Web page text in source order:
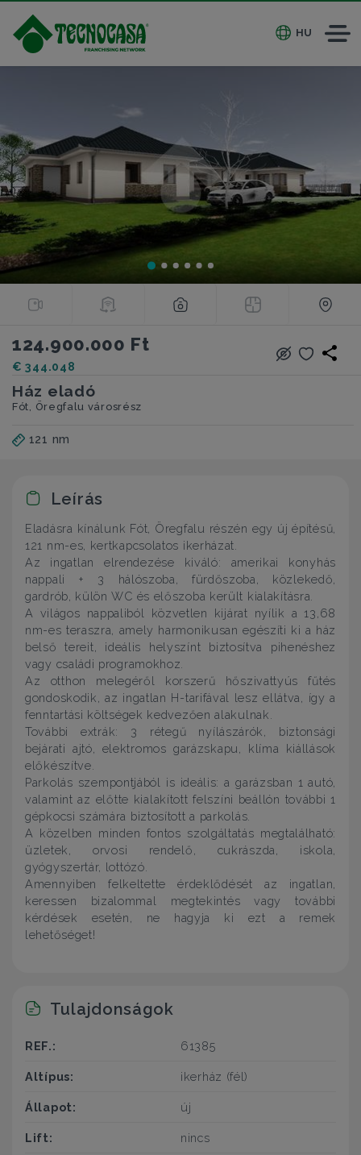
HU
124.900.000 Ft
€ 344.048
Ház eladó
Fót, Öregfalu városrész
121 nm
Leírás
Eladásra kínálunk Fót, Öregfalu részén egy új építésű,
121 nm-es, kertkapcsolatos ikerházat.
Az ingatlan elrendezése kiváló: amerikai konyhás
nappali + 3 hálószoba, fürdőszoba, közlekedő,
gardrób, külön WC és előszoba került kialakításra.
A világos nappaliból közvetlen kijárat nyílik a 13,68
nm-es teraszra, amely harmonikusan egészíti ki a ház
belső tereit, ideális helyszínt biztosítva pihenéshez
vagy családi programokhoz.
Az otthon melegéről korszerű hőszivattyús fűtés
gondoskodik, az ingatlan H-tarifával lesz ellátva, így a
fenntartási költségek kedvezően alakulnak.
További extrák: 3 rétegű nyílászárók, biztonsági
bejárati ajtó, elektromos garázskapu, klíma kiállások
előkészítve.
Parkolás szempontjából is ideális: a garázsban 1 autó,
valamint az előtte kialakított felszíni beállón további 1
gépkocsi számára biztosított a parkolás.
A közelben minden fontos szolgáltatás megtalálható:
üzletek, orvosi rendelő, cukrászda, iskola,
gyógyszertár, lottózó.
Amennyiben felkeltette érdeklődését az ingatlan,
keressen bizalommal megtekintés vagy további
kérdések esetén, ne hagyja ki ezt a remek
lehetőséget!
Tulajdonságok
REF.: 61385
Altípus: ikerház (fél)
Állapot: új
Lift: nincs